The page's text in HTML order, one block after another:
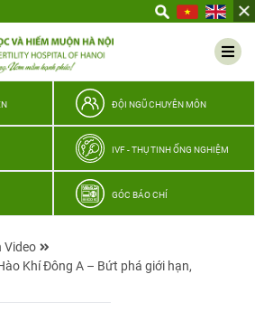
ĐỘI NGŨ CHUYÊN MÔN
IVF - THỤ TINH ỐNG NGHIỆM
GÓC BÁO CHÍ
Video
Khí Đông A – Bứt phá giới hạn,